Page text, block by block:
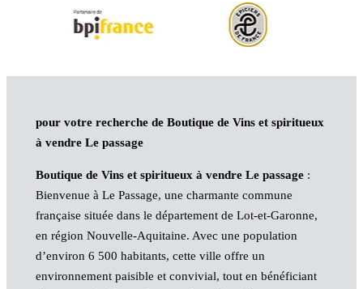
pour votre recherche de Boutique de Vins et spiritueux
à vendre Le passage
Boutique de Vins et spiritueux à vendre Le passage:
Bienvenue à Le Passage, une charmante commune
française située dans le département de Lot-et-Garonne,
en région Nouvelle-Aquitaine. Avec une population
d’environ 6 500 habitants, cette ville offre un
environnement paisible et convivial, tout en bénéficiant